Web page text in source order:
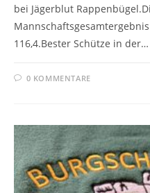
bei Jägerblut
116,4.Bester Schütze in der…
0 KOMMENTARE